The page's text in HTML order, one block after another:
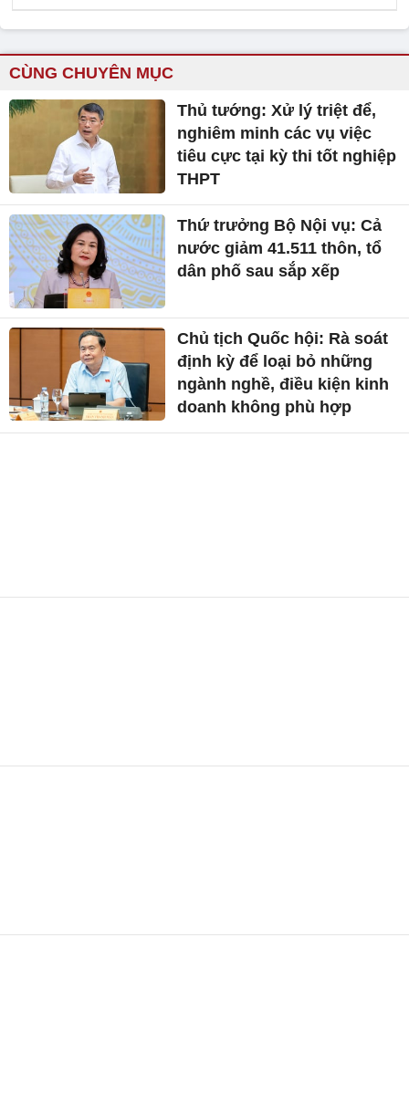
CÙNG CHUYÊN MỤC
Thủ tướng: Xử lý triệt để,
nghiêm minh các vụ việc
tiêu cực tại kỳ thi tốt nghiệp
THPT
Thứ trưởng Bộ Nội vụ: Cả
nước giảm 41.511 thôn, tổ
dân phố sau sắp xếp
Chủ tịch Quốc hội: Rà soát
định kỳ để loại bỏ những
ngành nghề, điều kiện kinh
doanh không phù hợp